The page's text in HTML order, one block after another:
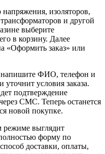
изоляторов,
и другой
выберите
в корзину. Далее
«Оформить заказ» или
напишите ФИО, телефон и
условия заказа.
подтверждение
СМС. Теперь останется
новой покупке.
режиме выглядит
форму по
доставки, оплаты,